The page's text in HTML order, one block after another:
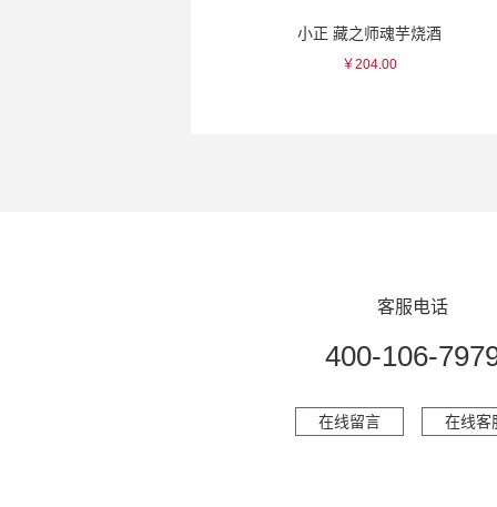
小正 藏之师魂芋烧酒
￥204.00
客服电话
400-106-
在线留言 在线客